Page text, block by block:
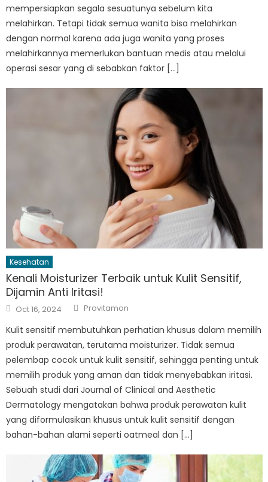
mempersiapkan segala sesuatunya sebelum kita
melahirkan. Tetapi tidak semua wanita bisa melahirkan
dengan normal karena ada juga wanita yang proses
melahirkannya memerlukan bantuan medis atau melalui
operasi sesar yang di sebabkan faktor […]
Kesehatan
Kenali Moisturizer Terbaik untuk Kulit Sensitif,
Dijamin Anti Iritasi!
Posted
on
Oct 16, 2024 Author
Provitamon
Kulit sensitif membutuhkan perhatian khusus dalam memilih
produk perawatan, terutama moisturizer. Tidak semua
pelembap cocok untuk kulit sensitif, sehingga penting untuk
memilih produk yang aman dan tidak menyebabkan iritasi.
Sebuah studi dari Journal of Clinical and Aesthetic
Dermatology mengatakan bahwa produk perawatan kulit
yang diformulasikan khusus untuk kulit sensitif dengan
bahan-bahan alami seperti oatmeal dan […]